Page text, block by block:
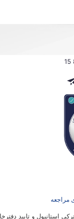
مراجعه
استانبول و تایید